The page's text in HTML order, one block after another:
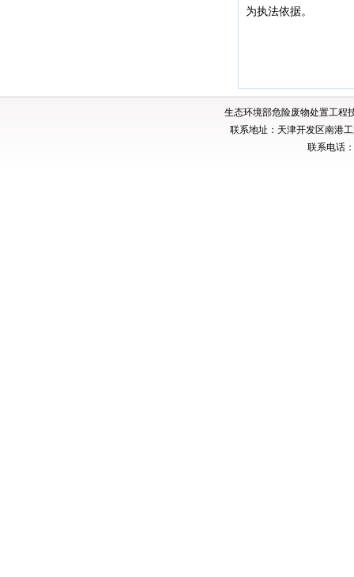
为执法依据。
生态环境部危险废物处置工
联系地址：天津开发区南港
联系电话